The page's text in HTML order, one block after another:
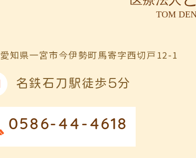
愛知県一宮市今伊勢町馬寄字西切戸12-1
名鉄石刀駅徒歩5分
0586-44-4618